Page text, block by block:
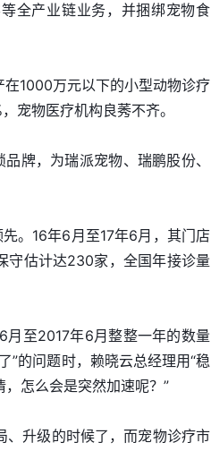
全产业链业务，并捆绑宠物食
1000万元以下的小型动物诊疗
宠物医疗机构良莠不齐。
牌，为瑞派宠物、瑞鹏股份、
。16年6月至17年6月，其门店
守估计达230家，全国年接诊量
至2017年6月整整一年的数量
”的问题时，赖晓云总经理用“稳
，怎么会是突然加速呢？”
、升级的时候了，而宠物诊疗市